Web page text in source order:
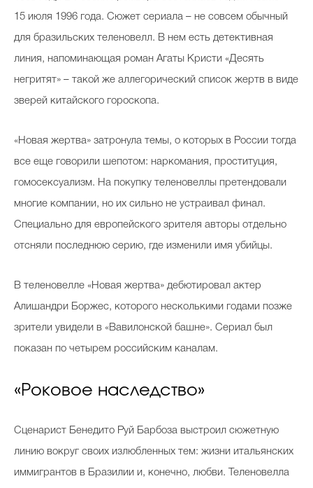
15 июля 1996 года. Сюжет сериала – не совсем обычный
для бразильских теленовелл. В нем есть детективная
линия, напоминающая роман Агаты Кристи «Десять
негритят» – такой же аллегорический список жертв в виде
зверей китайского гороскопа.
«Новая жертва» затронула темы, о которых в России тогда
все еще говорили шепотом: наркомания, проституция,
гомосексуализм. На покупку теленовеллы претендовали
многие компании, но их сильно не устраивал финал.
Специально для европейского зрителя авторы отдельно
отсняли последнюю серию, где изменили имя убийцы.
В теленовелле «Новая жертва» дебютировал актер
Алишандри Боржес, которого несколькими годами позже
зрители увидели в «Вавилонской башне». Сериал был
показан по четырем российским каналам.
«Роковое наследство»
Сценарист Бенедито Руй Барбоза выстроил сюжетную
линию вокруг своих излюбленных тем: жизни итальянских
иммигрантов в Бразилии и, конечно, любви. Теленовелла